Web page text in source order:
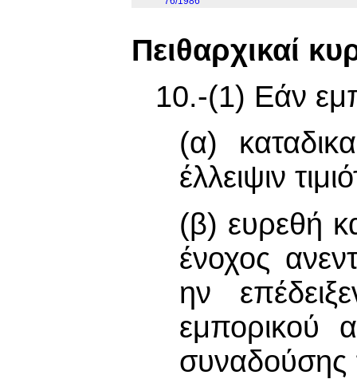
Πειθαρχικαί
10.-(1) Εάν
(α)
έλλειψιν
(β) ευρεθή
ένοχος
ην
εμπορικού
συναδούσης